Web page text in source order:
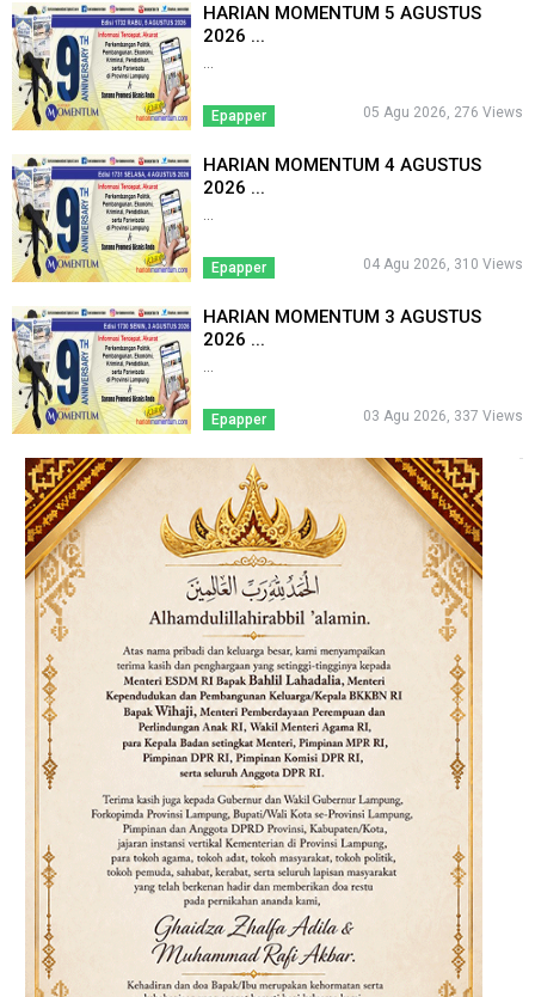
HARIAN MOMENTUM 5 AGUSTUS
2026 ...
Epapper 05 Agu 2026, 276 Views
HARIAN MOMENTUM 4 AGUSTUS
2026 ...
Epapper 04 Agu 2026, 310 Views
HARIAN MOMENTUM 3 AGUSTUS
2026 ...
...
Epapper 03 Agu 2026, 337 Views